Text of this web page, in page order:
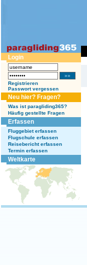
Login
Registrieren
Passwort vergessen
Neu hier? Fragen?
Was ist paragliding365?
Häufig gestellte Fragen
Erfassen
Fluggebiet erfassen
Flugschule erfassen
Reisebericht erfassen
Termin erfassen
Weltkarte